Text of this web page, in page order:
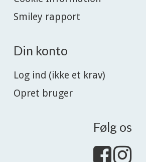
Smiley rapport
Din konto
Log ind (ikke et krav)
Opret bruger
Følg os